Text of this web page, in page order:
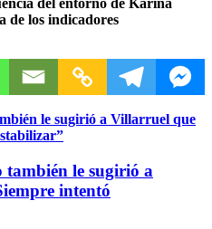
del entorno de Karina
de los indicadores
le sugirió a
intentó